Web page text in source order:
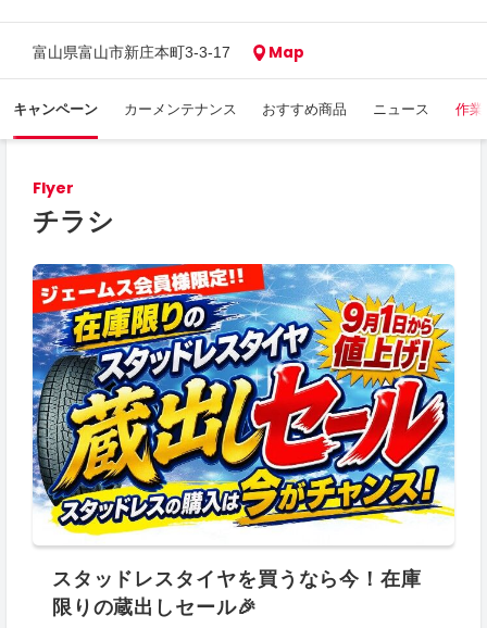
富山県富山市新庄本町3-3-17 Map
キャンペーン カーメンテナンス おすすめ商品 ニュース 作業
Flyer
チラシ
スタッドレスタイヤを買うなら今！在庫
限りの蔵出しセール🎉